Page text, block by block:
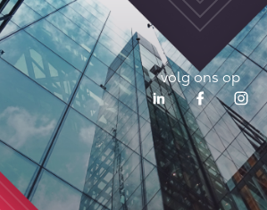
volg ons op